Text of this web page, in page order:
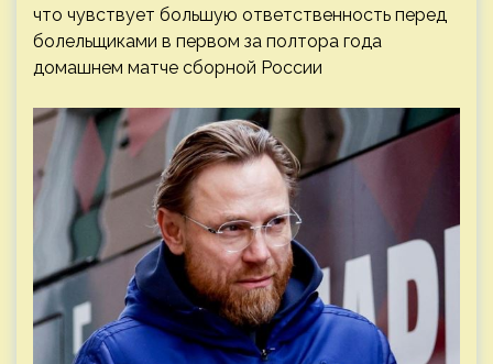
что чувствует большую ответственность перед
болельщиками в первом за полтора года
домашнем матче сборной России